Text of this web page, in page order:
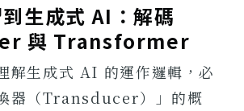
生成式 AI：解碼
與 Transformer
解生成式 AI 的運作邏輯，必
器（Transducer）」的概